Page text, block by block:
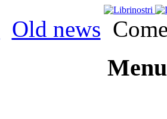
Old news